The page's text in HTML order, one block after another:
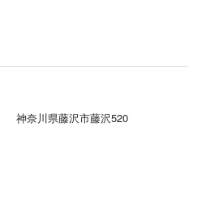
神奈川県藤沢市藤沢520